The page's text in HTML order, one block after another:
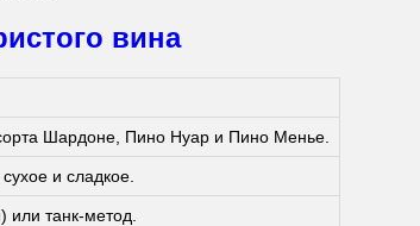
вина
Шардоне, Пино Нуар и Пино Менье.
и сладкое.
или танк-метод.